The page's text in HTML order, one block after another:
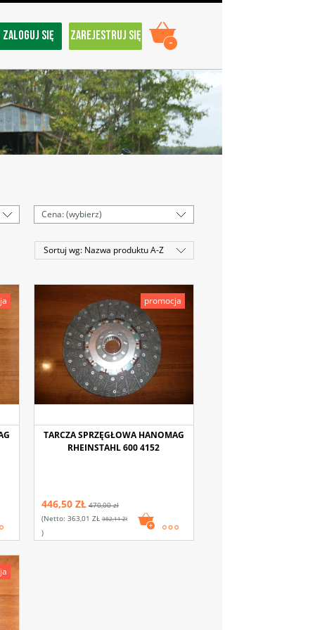
ZALOGUJ SIĘ ZAREJESTRUJ SIĘ
-
Cena: (wybierz)
Sortuj wg: Nazwa produktu A-Z
TARCZA SPRZĘGŁOWA HANOMAG
RHEINSTAHL 600 4152
446,50 ZŁ 470,00 zł
(netto: 363,01 ZŁ 382,11 Zł
)
promocja